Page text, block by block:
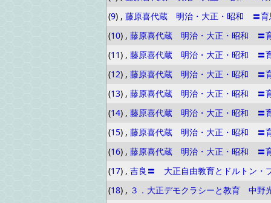
(9) , 藤原喜代蔵 明治・大正・昭和 〓
(10) , 藤原喜代蔵 明治・大正・昭和 〓
(11) , 藤原喜代蔵 明治・大正・昭和 〓
(12) , 藤原喜代蔵 明治・大正・昭和 〓
(13) , 藤原喜代蔵 明治・大正・昭和 〓
(14) , 藤原喜代蔵 明治・大正・昭和 〓
(15) , 藤原喜代蔵 明治・大正・昭和 〓
(16) , 藤原喜代蔵 明治・大正・昭和 〓
(17) , 吉良〓 大正自由教育とドルトン・
(18) , ３．大正デモクラシーと教育 中野